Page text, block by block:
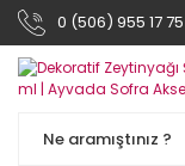
0 (506) 955 17 75